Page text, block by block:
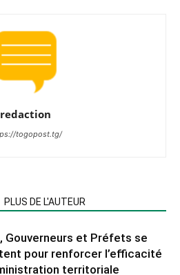
redaction
togopost.tg/
PLUS DE L'AUTEUR
Gouverneurs et Préfets se
pour renforcer l’efficacité
territoriale